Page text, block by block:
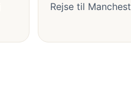
Rejse til